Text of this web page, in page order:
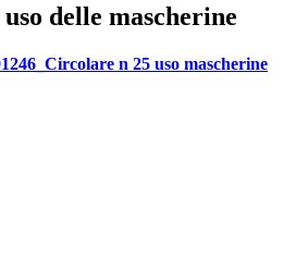
delle mascherine
n 25 uso mascherine